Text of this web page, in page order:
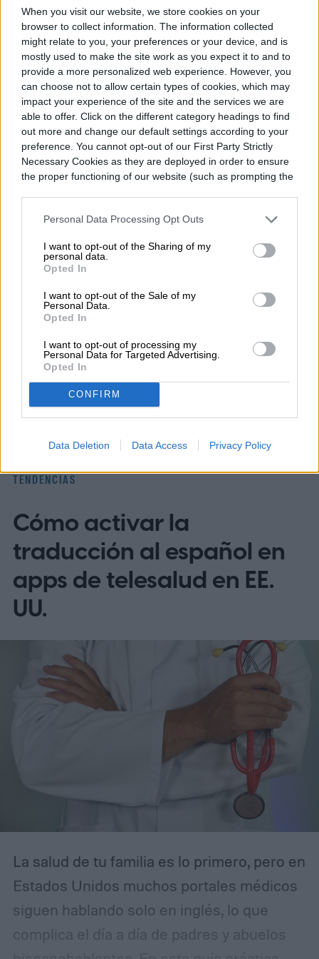
When you visit our website, we store cookies on your
browser to collect information. The information collected
might relate to you, your preferences or your device, and is
mostly used to make the site work as you expect it to and to
provide a more personalized web experience. However, you
can choose not to allow certain types of cookies, which may
impact your experience of the site and the services we are
able to offer. Click on the different category headings to find
out more and change our default settings according to your
preference. You cannot opt-out of our First Party Strictly
Necessary Cookies as they are deployed in order to ensure
the proper functioning of our website (such as prompting the
Personal Data Processing Opt Outs
I want to opt-out of the Sharing of my
personal data.
Opted In
I want to opt-out of the Sale of my
Personal Data.
Opted In
I want to opt-out of processing my
Personal Data for Targeted Advertising.
Opted In
CONFIRM
Data Deletion Data Access Privacy Policy
El mes pasado, el organismo internacional
propuso un nuevo panel de expertos para
estudiar los orígenes del coronavirus.
Felipe Sasso
Former Digital Trends Contributor
Felipe Sasso es periodista y escritor. Desde
temprana edad manifestó una importante
inquietud hacia la escritura y las…
Topics
Homepage
TENDENCIAS
Cómo activar la
traducción al español en
apps de telesalud en EE.
UU.
La salud de tu familia es lo primero, pero en
Estados Unidos muchos portales médicos
siguen hablando solo en inglés, lo que
complica el día a día de padres y abuelos